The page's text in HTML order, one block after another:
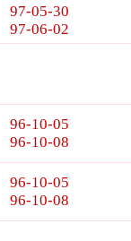
97-05-30
97-06-02
96-10-05
96-10-08
96-10-05
96-10-08